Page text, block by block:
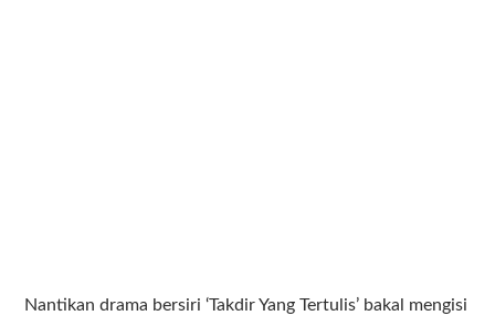
Nantikan drama bersiri ‘Takdir Yang Tertulis’ bakal mengisi